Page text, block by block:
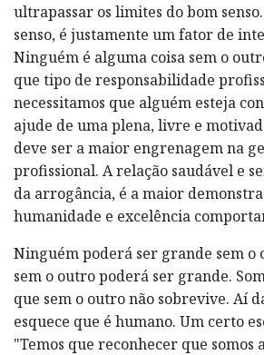
ultrapassar os limites do bom
senso, é justamente um fator de
Ninguém é alguma coisa sem o
que tipo de responsabilidade
necessitamos que alguém esteja
ajude de uma plena, livre e
deve ser a maior engrenagem na
profissional. A relação saudável e
da arrogância, é a maior
humanidade e excelência
Ninguém poderá ser grande sem o
sem o outro poderá ser grande.
que sem o outro não sobrevive. Aí
esquece que é humano. Um certo
"Temos que reconhecer que somos